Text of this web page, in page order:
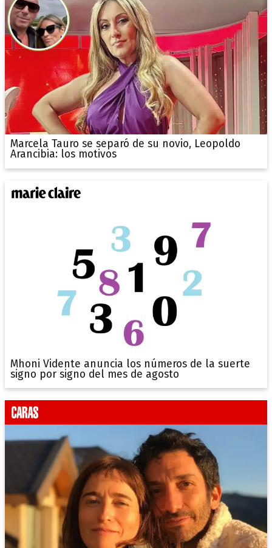
Marcela Tauro se separó de su novio, Leopoldo
Arancibia: los motivos
Mhoni Vidente anuncia los números de la suerte
signo por signo del mes de agosto